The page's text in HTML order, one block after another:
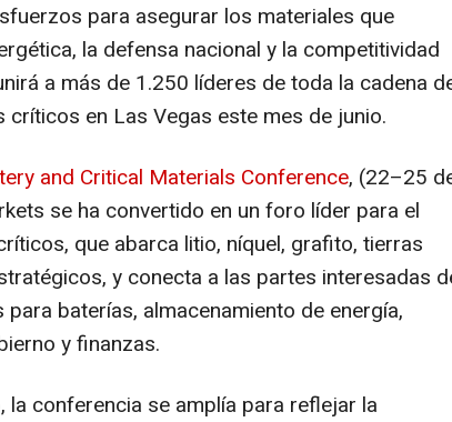
para asegurar los materiales que
la defensa nacional y la competitividad
a más de 1.250 líderes de toda la cadena
críticos en Las Vegas este mes de junio.
and Critical Materials Conference, (22–25
se ha convertido en un foro líder para el
que abarca litio, níquel, grafito, tierras
y conecta a las partes interesadas
baterías, almacenamiento de energía,
y finanzas.
la conferencia se amplía para reflejar la